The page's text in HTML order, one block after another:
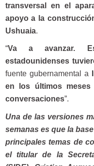
transversal en el
apoyo a la
Ushuaia.
“Va a avanzar.
estadounidenses
fuente gubernamental a
en los últimos
conversaciones”.
Una de las versiones
semanas es que la
principales temas de
el titular de la